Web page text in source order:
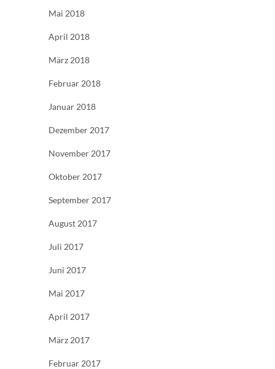
Mai 2018
April 2018
März 2018
Februar 2018
Januar 2018
Dezember 2017
November 2017
Oktober 2017
September 2017
August 2017
Juli 2017
Juni 2017
Mai 2017
April 2017
März 2017
Februar 2017